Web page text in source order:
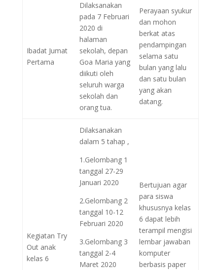
Ibadat Jumat
Pertama
Dilaksanakan
pada 7 Februari
2020 di
halaman
sekolah, depan
Goa Maria yang
diikuti oleh
seluruh warga
sekolah dan
orang tua.
Perayaan syukur
dan mohon
berkat atas
pendampingan
selama satu
bulan yang lalu
dan satu bulan
yang akan
datang.
Kegiatan Try
Out anak
kelas 6
Dilaksanakan
dalam 5 tahap ,
1.Gelombang 1
tanggal 27-29
Januari 2020
2.Gelombang 2
tanggal 10-12
Februari 2020
3.Gelombang 3
tanggal 2-4
Maret 2020
Bertujuan agar
para siswa
khususnya kelas
6 dapat lebih
terampil mengisi
lembar jawaban
komputer
berbasis paper